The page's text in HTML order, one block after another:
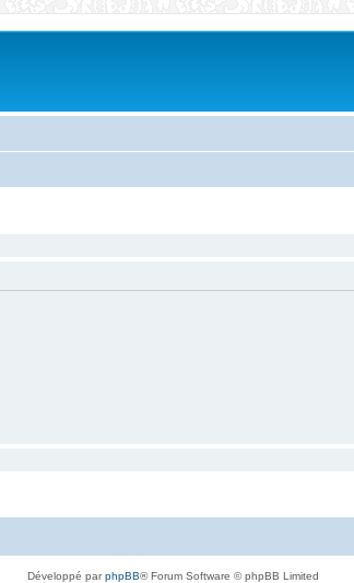
Développé parphpBB® Forum Software © phpBB Limited